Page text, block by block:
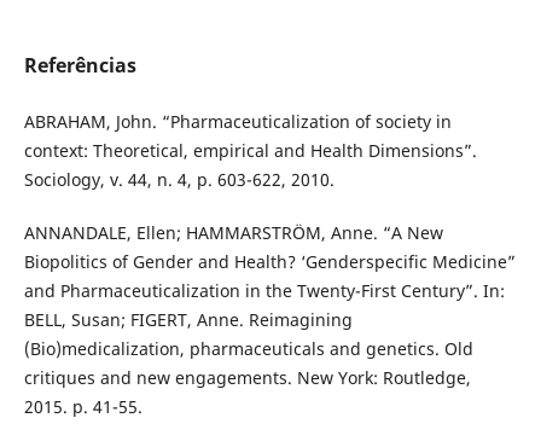
Referências
ABRAHAM, John. “Pharmaceuticalization of society in
context: Theoretical, empirical and Health Dimensions”.
Sociology, v. 44, n. 4, p. 603-622, 2010.
ANNANDALE, Ellen; HAMMARSTRÖM, Anne. “A New
Biopolitics of Gender and Health? ‘Genderspecific Medicine”
and Pharmaceuticalization in the Twenty-First Century”. In:
BELL, Susan; FIGERT, Anne. Reimagining
(Bio)medicalization, pharmaceuticals and genetics. Old
critiques and new engagements. New York: Routledge,
2015. p. 41-55.